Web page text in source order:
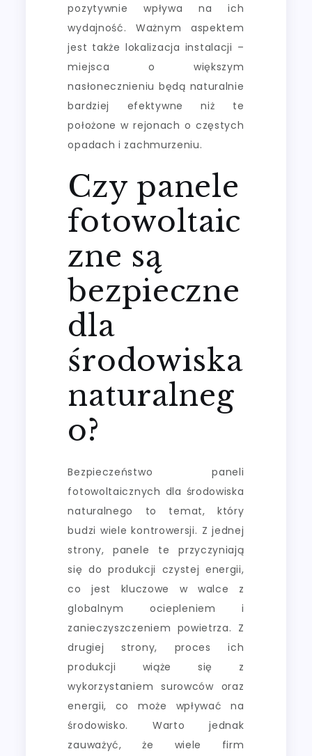
pozytywnie wpływa na ich
wydajność. Ważnym aspektem
jest także lokalizacja instalacji –
miejsca o większym
nasłonecznieniu będą naturalnie
bardziej efektywne niż te
położone w rejonach o częstych
opadach i zachmurzeniu.
Czy panele
fotowoltaic
zne są
bezpieczne
dla
środowiska
naturalneg
o?
Bezpieczeństwo paneli
fotowoltaicznych dla środowiska
naturalnego to temat, który
budzi wiele kontrowersji. Z jednej
strony, panele te przyczyniają
się do produkcji czystej energii,
co jest kluczowe w walce z
globalnym ociepleniem i
zanieczyszczeniem powietrza. Z
drugiej strony, proces ich
produkcji wiąże się z
wykorzystaniem surowców oraz
energii, co może wpływać na
środowisko. Warto jednak
zauważyć, że wiele firm